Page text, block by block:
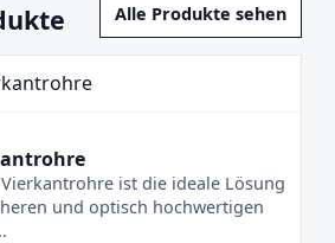
Alle Produkte sehen
ist die ideale Lösung
und optisch hochwertigen